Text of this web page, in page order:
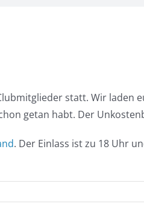
statt. Wir
getan habt. Der
. Der Einlass ist zu 18 Uhr